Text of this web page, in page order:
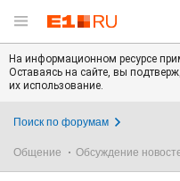
На информационном ресурсе
Оставаясь на сайте, вы
их использование.
Поиск по форумам
Общение Обсуждение